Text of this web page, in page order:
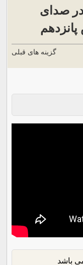
صدای
گزینه های قبلی
باشد